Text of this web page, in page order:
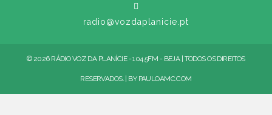
radio@vozdaplanicie.pt
© 2026 RÁDIO VOZ DA PLANÍCIE - 104.5FM - BEJA | TODOS OS DIREITOS
RESERVADOS. | BY PAULOAMC.COM